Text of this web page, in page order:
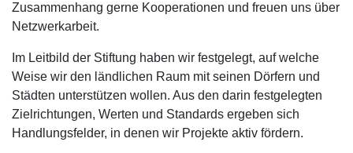
Zusammenhang gerne Kooperationen und freuen uns über
Netzwerkarbeit.
Im Leitbild der Stiftung haben wir festgelegt, auf welche
Weise wir den ländlichen Raum mit seinen Dörfern und
Städten unterstützen wollen. Aus den darin festgelegten
Zielrichtungen, Werten und Standards ergeben sich
Handlungsfelder, in denen wir Projekte aktiv fördern.